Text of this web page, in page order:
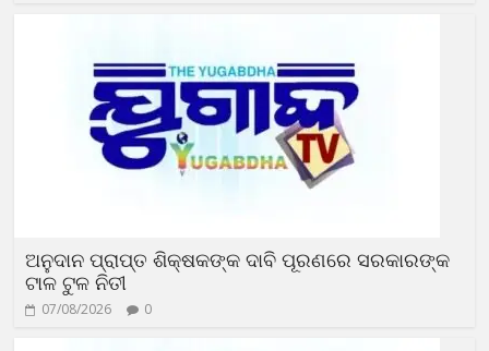
ଅନୁଦାନ ପ୍ରାପ୍ତ ଶିକ୍ଷକଙ୍କ ଦାବି ପୂରଣରେ ସରକାରଙ୍କ
ଟାଳ ଟୁଳ ନିତୀ
07/08/2026 0